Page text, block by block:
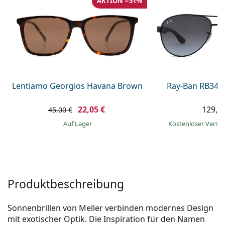
Prada
Alle Marken
Lentiamo Georgios Havana Brown
45,00 € 22,05 €
auf Lager
Ray-Ban
Kostenloser
Produktbeschreibung
Sonnenbrillen von Meller verbinden modernes Design
mit exotischer Optik. Die Inspiration für den Namen